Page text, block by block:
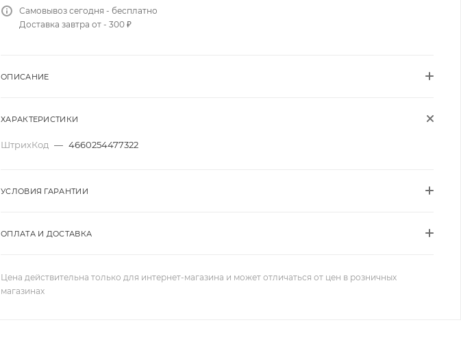
Самовывоз сегодня - бесплатно
Доставка завтра от - 300 ₽
ОПИСАНИЕ
ХАРАКТЕРИСТИКИ
ШтрихКод — 4660254477322
УСЛОВИЯ ГАРАНТИИ
ОПЛАТА И ДОСТАВКА
Цена действительна только для интернет-магазина и может отличаться от цен в розничных
магазинах